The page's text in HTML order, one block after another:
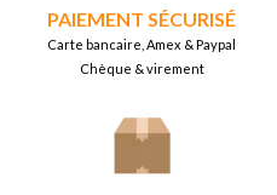
PAIEMENT SÉCURISÉ
Carte bancaire, Amex & Paypal
Chèque & virement